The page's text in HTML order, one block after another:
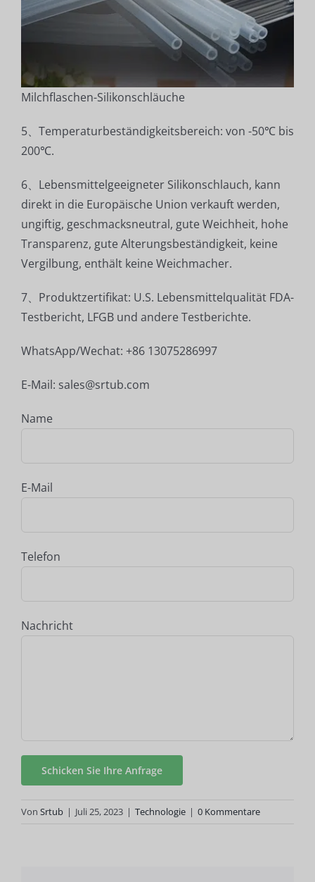
Milchflaschen-Silikonschläuche
5、Temperaturbeständigkeitsbereich: von -50℃ bis
200℃.
6、Lebensmittelgeeigneter Silikonschlauch, kann
direkt in die Europäische Union verkauft werden,
ungiftig, geschmacksneutral, gute Weichheit, hohe
Transparenz, gute Alterungsbeständigkeit, keine
Vergilbung, enthält keine Weichmacher.
7、Produktzertifikat: U.S. Lebensmittelqualität FDA-
Testbericht, LFGB und andere Testberichte.
WhatsApp/Wechat: +86 13075286997
E-Mail: sales@srtub.com
Name
E-Mail
Telefon
Nachricht
Von Srtub | Juli 25, 2023 | Technologie | 0 Kommentare